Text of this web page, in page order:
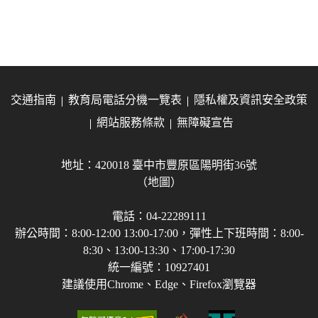
交通指南 教育局電話分機一覽表
隱私權及資訊安全政策
網站服務條款
無障礙宣告
地址：420018 臺中市豐原區陽明街36號
（地圖）
電話：04-22289111
辦公時間：8:00-12:00 13:00-17:00，彈性上下班時間：8:00-
8:30、13:00-13:30、17:00-17:30
統一編號：10927401
建議使用Chrome、Edge、Firefox瀏覽器